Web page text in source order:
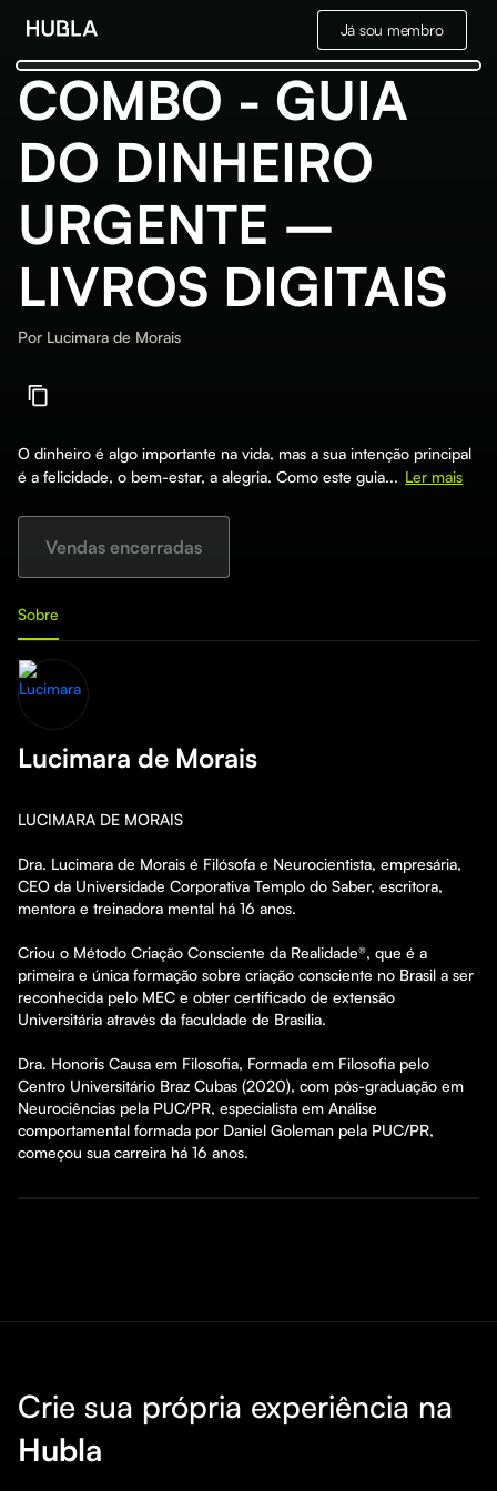
Já sou membro
COMBO - GUIA
DO DINHEIRO
URGENTE –
LIVROS DIGITAIS
Por Lucimara de Morais
O dinheiro é algo importante na vida, mas a sua intenção principal
é a felicidade, o bem-estar, a alegria. Como este guia... Ler mais
Vendas encerradas
Sobre
Lucimara de Morais
LUCIMARA DE MORAIS
Dra. Lucimara de Morais é Filósofa e Neurocientista, empresária,
CEO da Universidade Corporativa Templo do Saber, escritora,
mentora e treinadora mental há 16 anos.
Criou o Método Criação Consciente da Realidade®, que é a
primeira e única formação sobre criação consciente no Brasil a ser
reconhecida pelo MEC e obter certificado de extensão
Universitária através da faculdade de Brasília.
Dra. Honoris Causa em Filosofia, Formada em Filosofia pelo
Centro Universitário Braz Cubas (2020), com pós-graduação em
Neurociências pela PUC/PR, especialista em Análise
comportamental formada por Daniel Goleman pela PUC/PR,
começou sua carreira há 16 anos.
Crie sua própria experiência na
Hubla